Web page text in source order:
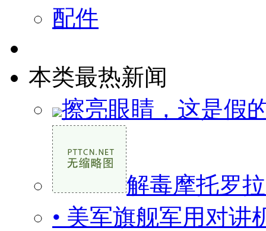
配件
本类最热新闻
擦亮眼睛，这是假
解毒摩托罗
• 美军旗舰军用对讲